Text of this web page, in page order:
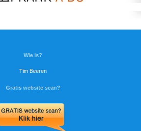
Wie is?
Tim Beeren
Gratis website scan?